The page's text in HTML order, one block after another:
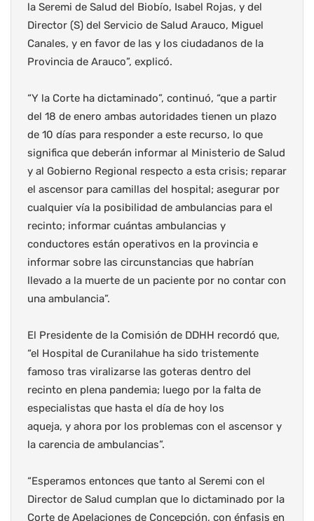
la Seremi de Salud del Biobío, Isabel Rojas, y del
Director (S) del Servicio de Salud Arauco, Miguel
Canales, y en favor de las y los ciudadanos de la
Provincia de Arauco”, explicó.
“Y la Corte ha dictaminado”, continuó, “que a partir
del 18 de enero ambas autoridades tienen un plazo
de 10 días para responder a este recurso, lo que
significa que deberán informar al Ministerio de Salud
y al Gobierno Regional respecto a esta crisis; reparar
el ascensor para camillas del hospital; asegurar por
cualquier vía la posibilidad de ambulancias para el
recinto; informar cuántas ambulancias y
conductores están operativos en la provincia e
informar sobre las circunstancias que habrían
llevado a la muerte de un paciente por no contar con
una ambulancia”.
El Presidente de la Comisión de DDHH recordó que,
“el Hospital de Curanilahue ha sido tristemente
famoso tras viralizarse las goteras dentro del
recinto en plena pandemia; luego por la falta de
especialistas que hasta el día de hoy los
aqueja, y ahora por los problemas con el ascensor y
la carencia de ambulancias”.
“Esperamos entonces que tanto al Seremi con el
Director de Salud cumplan que lo dictaminado por la
Corte de Apelaciones de Concepción, con énfasis en